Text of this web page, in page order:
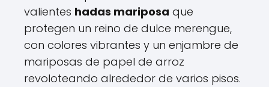
valientes hadas mariposa que
protegen un reino de dulce merengue,
con colores vibrantes y un enjambre de
mariposas de papel de arroz
revoloteando alrededor de varios pisos.